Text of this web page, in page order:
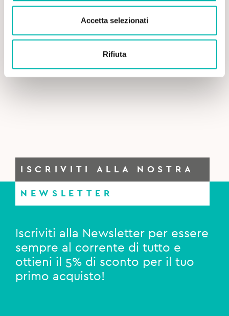
Accetta selezionati
Rifiuta
ISCRIVITI ALLA NOSTRA
NEWSLETTER
Iscriviti alla Newsletter per essere
sempre al corrente di tutto e
ottieni il 5% di sconto per il tuo
primo acquisto!